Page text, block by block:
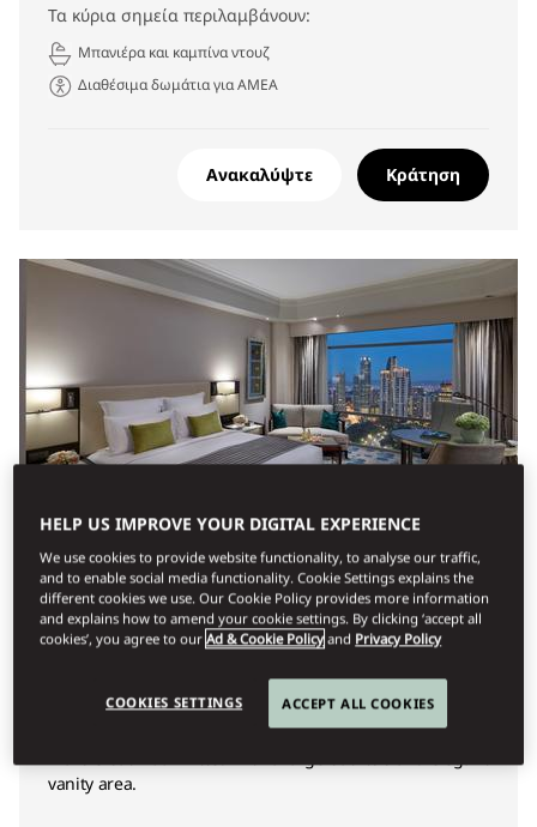
Τα κύρια σημεία περιλαμβάνουν:
Μπανιέρα και καμπίνα ντουζ
Διαθέσιμα δωμάτια για ΑΜΕΑ
Ανακαλύψτε Κράτηση
DELUXE PARK VIEW ROOM
Overlooking the fifty-acre KLCC park, these rooms
feature plush carpets, richly coloured curtains and king
or twin beds. Adjacent to the bedroom lies a spacious
vanity area.
HELP US IMPROVE YOUR DIGITAL EXPERIENCE
We use cookies to provide website functionality, to analyse our traffic,
and to enable social media functionality. Cookie Settings explains the
different cookies we use. Our Cookie Policy provides more information
and explains how to amend your cookie settings. By clicking ‘accept all
cookies’, you agree to ourAd & Cookie Policy and Privacy Policy
COOKIES SETTINGS ACCEPT ALL COOKIES